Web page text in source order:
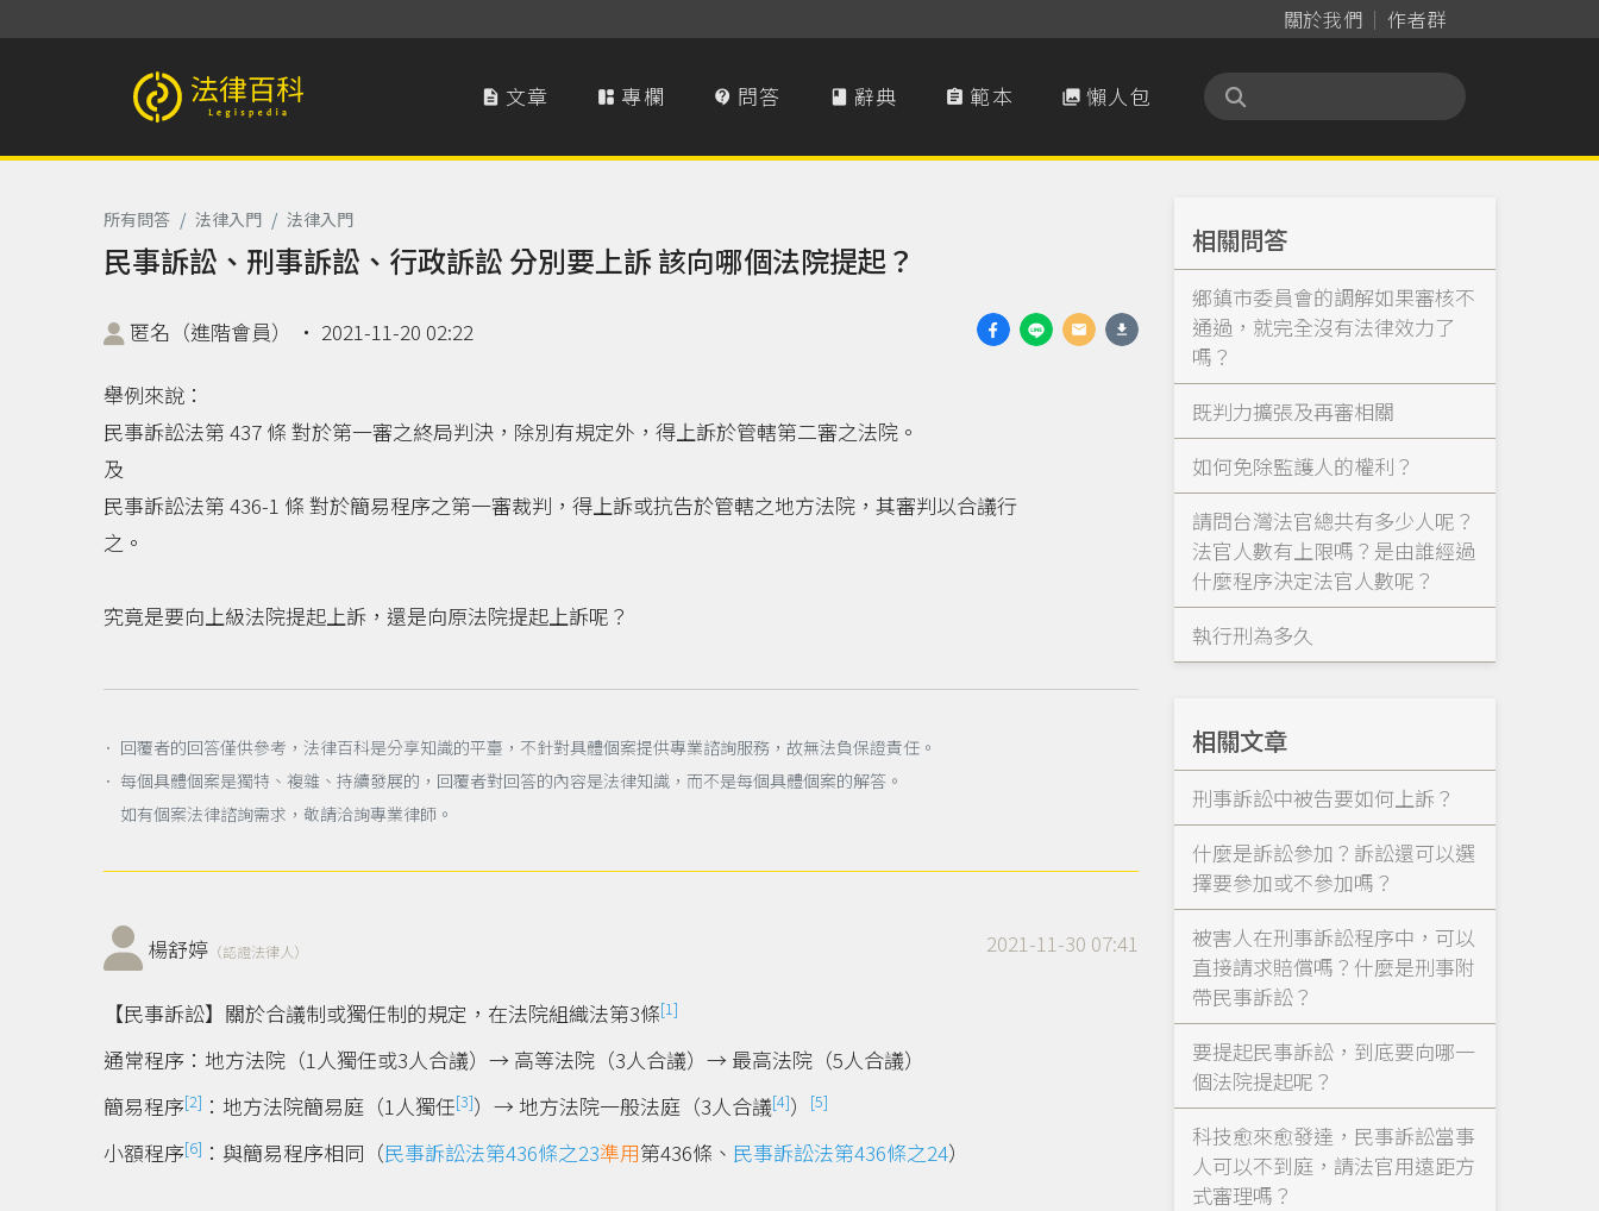
關於我們 作者群
法律百科 Legispedia  文章  專欄  問答  辭典  範本  懶人包
所有問答 / 法律入門 / 法律入門
民事訴訟、刑事訴訟、行政訴訟 分別要上訴 該向哪個法院提起？
匿名（進階會員） ‧ 2021-11-20 02:22
舉例來說：
民事訴訟法第 437 條 對於第一審之終局判決，除別有規定外，得上訴於管轄第二審之法院。
及
民事訴訟法第 436-1 條 對於簡易程序之第一審裁判，得上訴或抗告於管轄之地方法院，其審判以合議行
之。
究竟是要向上級法院提起上訴，還是向原法院提起上訴呢？
． 回覆者的回答僅供參考，法律百科是分享知識的平臺，不針對具體個案提供專業諮詢服務，故無法負保證責任。
． 每個具體個案是獨特、複雜、持續發展的，回覆者對回答的內容是法律知識，而不是每個具體個案的解答。
如有個案法律諮詢需求，敬請洽詢專業律師。
楊舒婷 （認證法律人） 2021-11-30 07:41
【民事訴訟】關於合議制或獨任制的規定，在法院組織法第3條[1]
通常程序：地方法院（1人獨任或3人合議）→ 高等法院（3人合議）→ 最高法院（5人合議）
簡易程序[2] ：地方法院簡易庭（1人獨任[3]）→ 地方法院一般法庭（3人合議[4]） [5]
小額程序[6] ：與簡易程序相同（民事訴訟法第436條之23準用第436條、 民事訴訟法第436條之24）
相關問答
鄉鎮市委員會的調解如果審核不
通過，就完全沒有法律效力了
嗎？
既判力擴張及再審相關
如何免除監護人的權利？
請問台灣法官總共有多少人呢？
法官人數有上限嗎？是由誰經過
什麼程序決定法官人數呢？
執行刑為多久
相關文章
刑事訴訟中被告要如何上訴？
什麼是訴訟參加？訴訟還可以選
擇要參加或不參加嗎？
被害人在刑事訴訟程序中，可以
直接請求賠償嗎？什麼是刑事附
帶民事訴訟？
要提起民事訴訟，到底要向哪一
個法院提起呢？
科技愈來愈發達，民事訴訟當事
人可以不到庭，請法官用遠距方
式審理嗎？